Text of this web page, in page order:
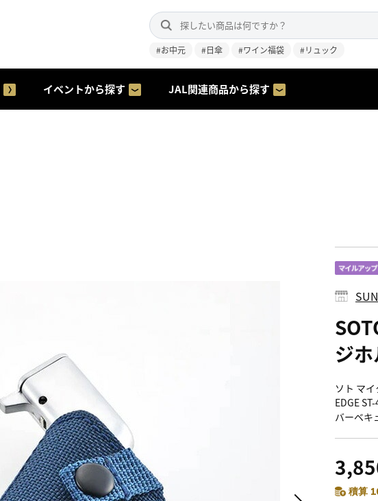
#お中元 #日傘 #ワイン福袋 #リュック
イベントから探す JAL関連商品から探す
ジ
ソト マ
EDGE
バーベキ
積算